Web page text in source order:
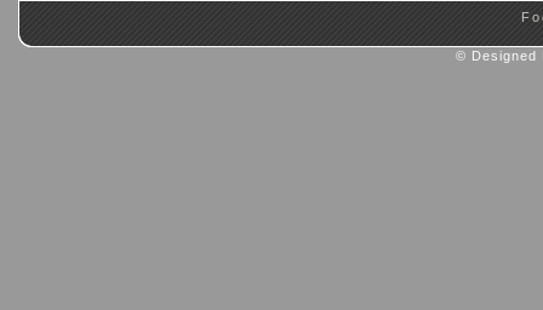
© Designed